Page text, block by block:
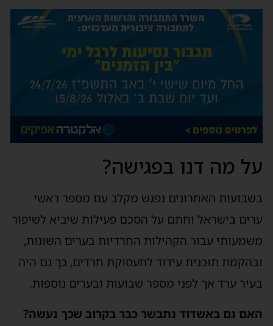
על מה דנו בפגישה?
בשבועות האחרונים נפגש מקלב עם מספר ראשי
ערים בישראל וחתם על הסכם פעילות שיביא לשיפור
משמעותי עבור הקהילות החרדיות בערים השונות,
ובהקמת תוכנית עידוד לתעסוקת חרדים, כך גם היה
בעיר ערד אך לפני מספר שבועות ובערים נוספות.
האם גם באשדוד נתבשר כבר בקרוב שכך נעשה?